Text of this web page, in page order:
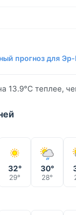
прогноз для
13.9°C теплее,
32°
29°
30°
28°